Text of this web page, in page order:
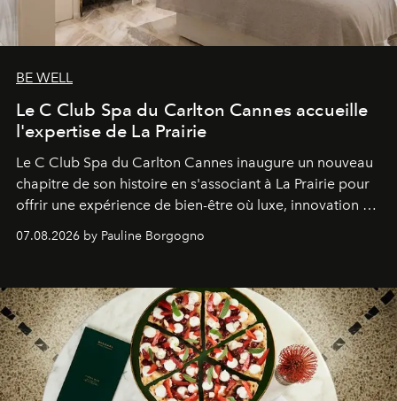
BE WELL
Le C Club Spa du Carlton Cannes accueille
l'expertise de La Prairie
Le C Club Spa du Carlton Cannes inaugure un nouveau
chapitre de son histoire en s'associant à La Prairie pour
offrir une expérience de bien-être où luxe, innovation et
07.08.2026 by Pauline Borgogno